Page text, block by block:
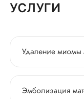
УСЛУГИ
Удаление миомы
Эмболизация